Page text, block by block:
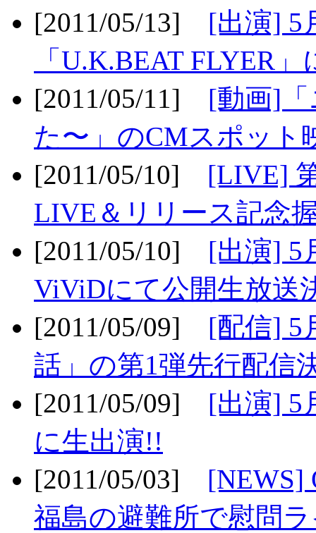
[2011/05/13] [出演] 5
「U.K.BEAT FLYER
[2011/05/11] [動画]
た〜」のCMスポット
[2011/05/10] [LIVE]
LIVE＆リリース記念
[2011/05/10] [出演] 5
ViViDにて公開生放送
[2011/05/09] [配信] 5
話」の第1弾先行配信
[2011/05/09] [出演] 5
に生出演!!
[2011/05/03] [NEWS]
福島の避難所で慰問